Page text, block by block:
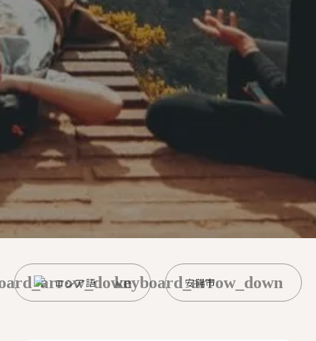
ロシア語 安陽市
keyboard_arrow_down